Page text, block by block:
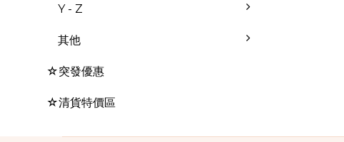
Y - Z
其他
☆突發優惠
☆清貨特價區